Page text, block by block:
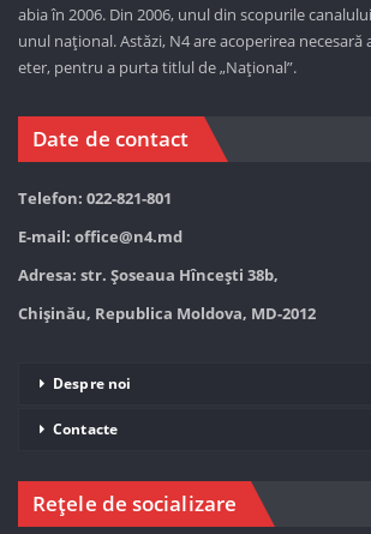
abia în 2006. Din 2006, unul din scopurile
unul național. Astăzi, N4 are acoperirea necesară
eter, pentru a purta titlul de „Național”.
Date de contact
Telefon: 022-821-801
E-mail: office@n4.md
Adresa: str. Șoseaua Hînceşti 38b,
Chișinău, Republica Moldova, MD-2012
Despre noi
Contacte
Rețele de socializare